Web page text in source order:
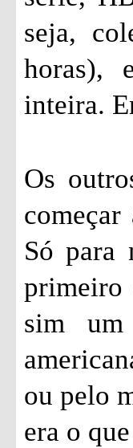
seja,
horas),
inteira.
Os
Só para
primeiro
sim um
ou pelo
era o